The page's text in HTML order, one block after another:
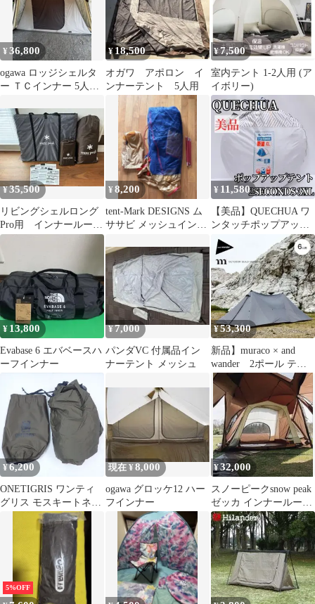
¥36,800
ogawa ロッジシェルタ
ー ＴＣインナー 5人
¥18,500
オガワ アポロン イ
ンナーテント 5人用
¥7,500
室内テント 1-2人用 (ア
イボリー)
¥35,500
リビングシェルロング
Pro用 インナールー
ム、インナーマット、
¥8,200
tent-Mark DESIGNS ム
ササビ メッシュインナ
¥ 11,580
【美品】QUECHUA ワ
ンタッチポップアップ
テント 2SECONDS 3XL
¥ 13,800
Evabase 6 エバベースハ
ーフインナー
¥7,000
パンダVC 付属品イン
ナーテント メッシュ
¥53,300
新品】muraco × and
wander 2ポール テン
トシェルター セット
¥6,200
ONETIGRIS ワンティ
グリス モスキートネッ
ト インナーテント メッ
シュテント 蚊帳
現在 ¥8,000
ogawa グロッケ12 ハー
フインナー
¥32,000
スノーピークsnow peak
ゼッカ インナールーム
TP-710IR テント
5%OFF